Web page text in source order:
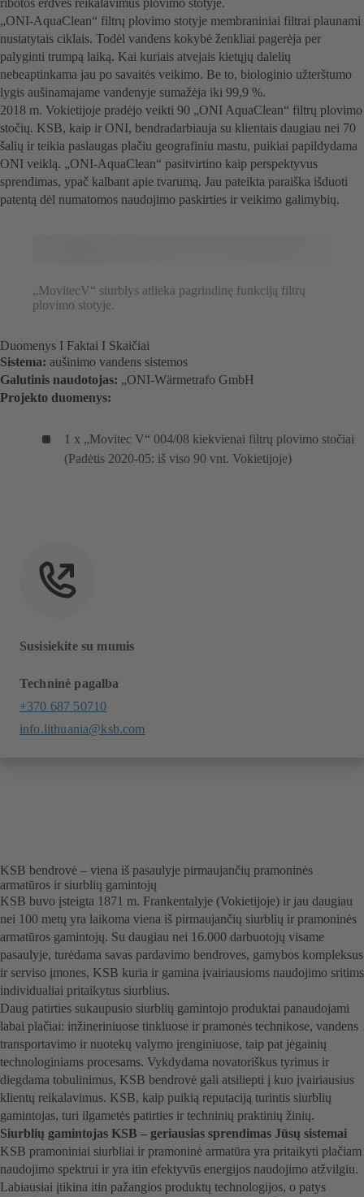
ribotos erdvės reikalavimus plovimo stotyje.
„ONI-AquaClean“ filtrų plovimo stotyje membraniniai filtrai plaunami
nustatytais ciklais. Todėl vandens kokybė ženkliai pagerėja per
palyginti trumpą laiką. Kai kuriais atvejais kietųjų dalelių
nebeaptinkama jau po savaitės veikimo. Be to, biologinio užterštumo
lygis aušinamajame vandenyje sumažėja iki 99,9 %.
2018 m. Vokietijoje pradėjo veikti 90 „ONI AquaClean“ filtrų plovimo
stočių. KSB, kaip ir ONI, bendradarbiauja su klientais daugiau nei 70
šalių ir teikia paslaugas plačiu geografiniu mastu, puikiai papildydama
ONI veiklą. „ONI-AquaClean“ pasitvirtino kaip perspektyvus
sprendimas, ypač kalbant apie tvarumą. Jau pateikta paraiška išduoti
patentą dėl numatomos naudojimo paskirties ir veikimo galimybių.
„MovitecV“ siurblys atlieka pagrindinę funkciją filtrų
plovimo stotyje.
Duomenys I Faktai I Skaičiai
Sistema: aušinimo vandens sistemos
Galutinis naudotojas: „ONI-Wärmetrafo GmbH
Projekto duomenys:
1 x „Movitec V“ 004/08 kiekvienai filtrų plovimo stočiai
(Padėtis 2020-05: iš viso 90 vnt. Vokietijoje)
Susisiekite su mumis
Techninė pagalba
+370 687 50710
info.lithuania@ksb.com
KSB bendrovė – viena iš pasaulyje pirmaujančių pramoninės
armatūros ir siurblių gamintojų
KSB buvo įsteigta 1871 m. Frankentalyje (Vokietijoje) ir jau daugiau
nei 100 metų yra laikoma viena iš pirmaujančių siurblių ir pramoninės
armatūros gamintojų. Su daugiau nei 16.000 darbuotojų visame
pasaulyje, turėdama savas pardavimo bendroves, gamybos kompleksus
ir serviso įmones, KSB kuria ir gamina įvairiausioms naudojimo sritims
individualiai pritaikytus siurblius.
Daug patirties sukaupusio siurblių gamintojo produktai panaudojami
labai plačiai: inžineriniuose tinkluose ir pramonės technikose, vandens
transportavimo ir nuotekų valymo įrenginiuose, taip pat jėgainių
technologiniams procesams. Vykdydama novatoriškus tyrimus ir
diegdama tobulinimus, KSB bendrovė gali atsiliepti į kuo įvairiausius
klientų reikalavimus. KSB, kaip puikią reputaciją turintis siurblių
gamintojas, turi ilgametės patirties ir techninių praktinių žinių.
Siurblių gamintojas KSB – geriausias sprendimas Jūsų sistemai
KSB pramoniniai siurbliai ir pramoninė armatūra yra pritaikyti plačiam
naudojimo spektrui ir yra itin efektyvūs energijos naudojimo atžvilgiu.
Labiausiai įtikina itin pažangios produktų technologijos, o patys